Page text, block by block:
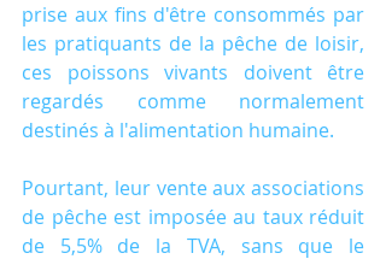
prise aux fins d'être consommés par
les pratiquants de la pêche de loisir,
ces poissons vivants doivent être
regardés comme normalement
destinés à l'alimentation humaine.
Pourtant, leur vente aux associations
de pêche est imposée au taux réduit
de 5,5% de la TVA, sans que le